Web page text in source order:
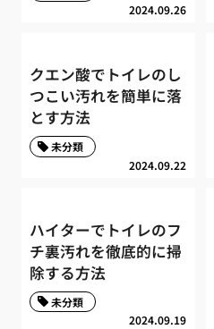
2024.09.26
クエン酸でトイレのし
つこい汚れを簡単に落
とす方法
2024.09.22
未分類
ハイターでトイレのフ
チ裏汚れを徹底的に掃
除する方法
2024.09.19
未分類